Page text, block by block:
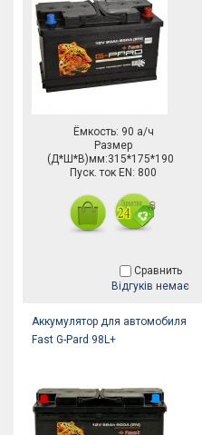
Ёмкость: 90 а/ч
Размер
(Д*Ш*В)мм:315*175*190
Пуск. ток EN: 800
Сравнить
Відгуків немає
Аккумулятор для автомобиля
Fast G-Pard 98L+